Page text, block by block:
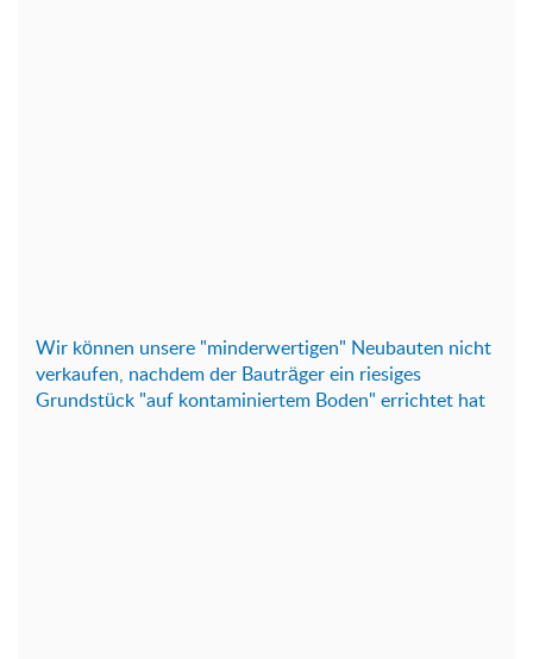
Wir können unsere "minderwertigen" Neubauten nicht
verkaufen, nachdem der Bauträger ein riesiges
Grundstück "auf kontaminiertem Boden" errichtet hat